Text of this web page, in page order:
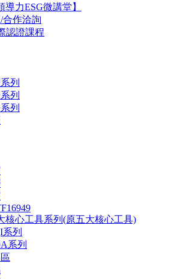
導力ESG微講堂】
合作洽詢
認證課程
列
列
列
核心工具系列(原五大核心工具)
系列
系列